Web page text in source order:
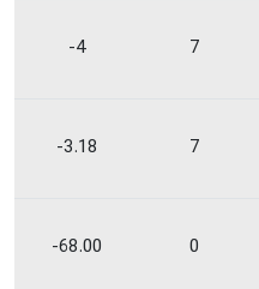
7
4-
7
3.18-
0
68.00-